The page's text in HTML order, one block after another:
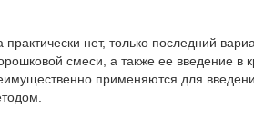
нет, только последний
смеси, а также ее введение в
применяются для